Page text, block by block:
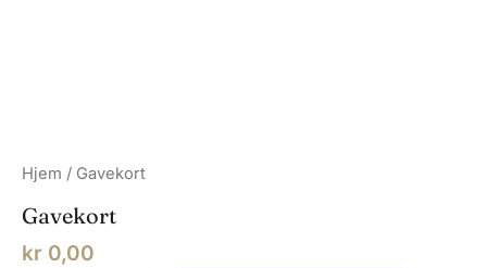
Hjem / Gavekort
Gavekort
kr 0,00